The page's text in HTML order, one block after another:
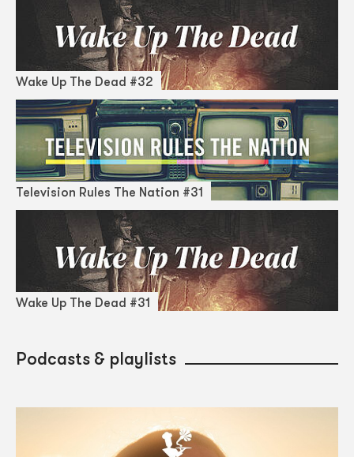
Wake Up The Dead #32
Television Rules The Nation #31
Wake Up The Dead #31
Podcasts & playlists